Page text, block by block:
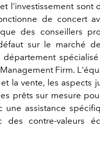
l'investissement sont
de concert
des conseillers
sur le marché
Firm.
la vente, les aspects
prêts sur mesure
assistance
des contre-valeurs